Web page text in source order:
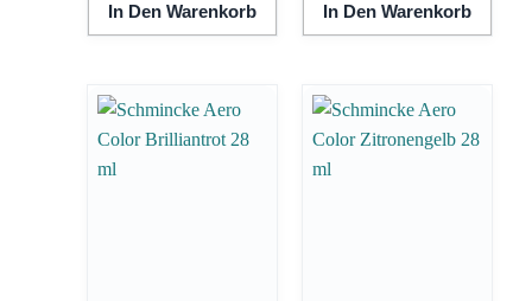
In Den Warenkorb In Den Warenkorb